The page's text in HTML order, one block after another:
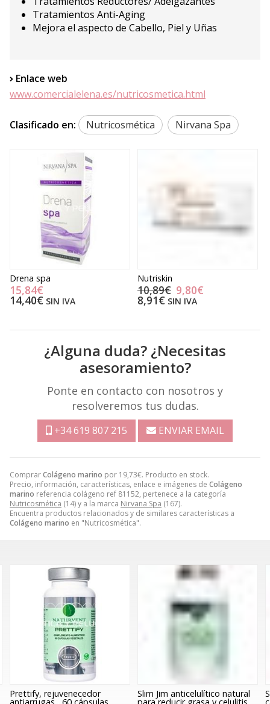
ComprarColágeno marino por 19,73€. Producto en stock.
Precio, información, características, enlace e imágenes de Colágeno
marino referencia colágeno ref 81152, pertenece a la categoría
Nutricosmética (14) y a la marca Nirvana Spa (167).
Encuentra productos relacionados y de similares características a
Colágeno marino en "Nutricosmética".
Tratamientos Anti-Aging
Mejora el aspecto de Cabello, Piel y Uñas
Enlace web
www.comercialelena.es/nutricosmetica.html
Clasificado en: Nutricosmética Nirvana Spa
Drena spa
15,84€
14,40€ SIN IVA
Nutriskin
10,89€ 9,80€
8,91€ SIN IVA
¿Alguna duda? ¿Necesitas
asesoramiento?
Ponte en contacto con nosotros y
resolveremos tus dudas.
+34 619 807 215 ENVIAR EMAIL
Prettify, rejuvenecedor Slim Jim anticelulítico natural